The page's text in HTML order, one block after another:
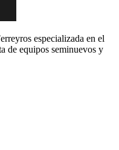
especializada en el
de equipos seminuevos y